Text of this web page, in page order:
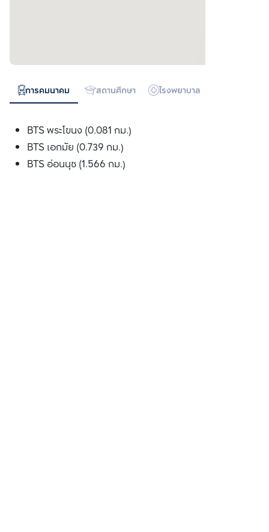
การคมนาคม สถานศึกษา โรงพยาบาล
BTS พระโขนง (0.081 กม.)
BTS เอกมัย (0.739 กม.)
BTS อ่อนนุช (1.566 กม.)